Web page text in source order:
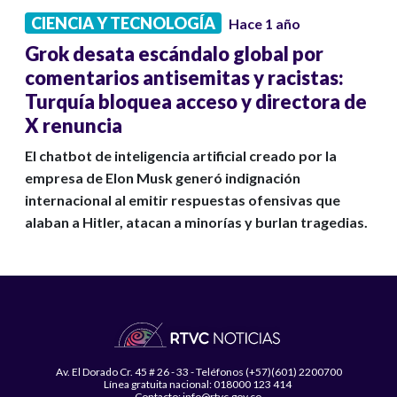
CIENCIA Y TECNOLOGÍA Hace 1 año
Grok desata escándalo global por
comentarios antisemitas y racistas:
Turquía bloquea acceso y directora de
X renuncia
El chatbot de inteligencia artificial creado por la
empresa de Elon Musk generó indignación
internacional al emitir respuestas ofensivas que
alaban a Hitler, atacan a minorías y burlan tragedias.
Av. El Dorado Cr. 45 # 26 - 33 - Teléfonos (+57)(601) 2200700
Línea gratuita nacional: 018000 123 414